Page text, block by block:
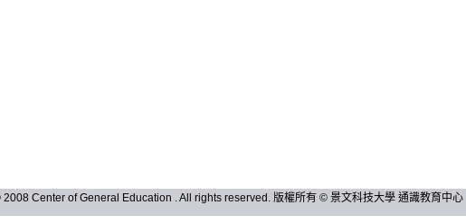
Center of General Education . All rights reserved. 版權所有 © 景文科技大學 通識教育中心